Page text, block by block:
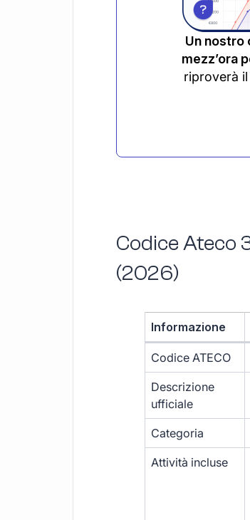
Un
mezz’ora
riproverà il
Codice Ateco
(2026)
Informazione
Codice ATECO
Descrizione
ufficiale
Categoria
Attività incluse